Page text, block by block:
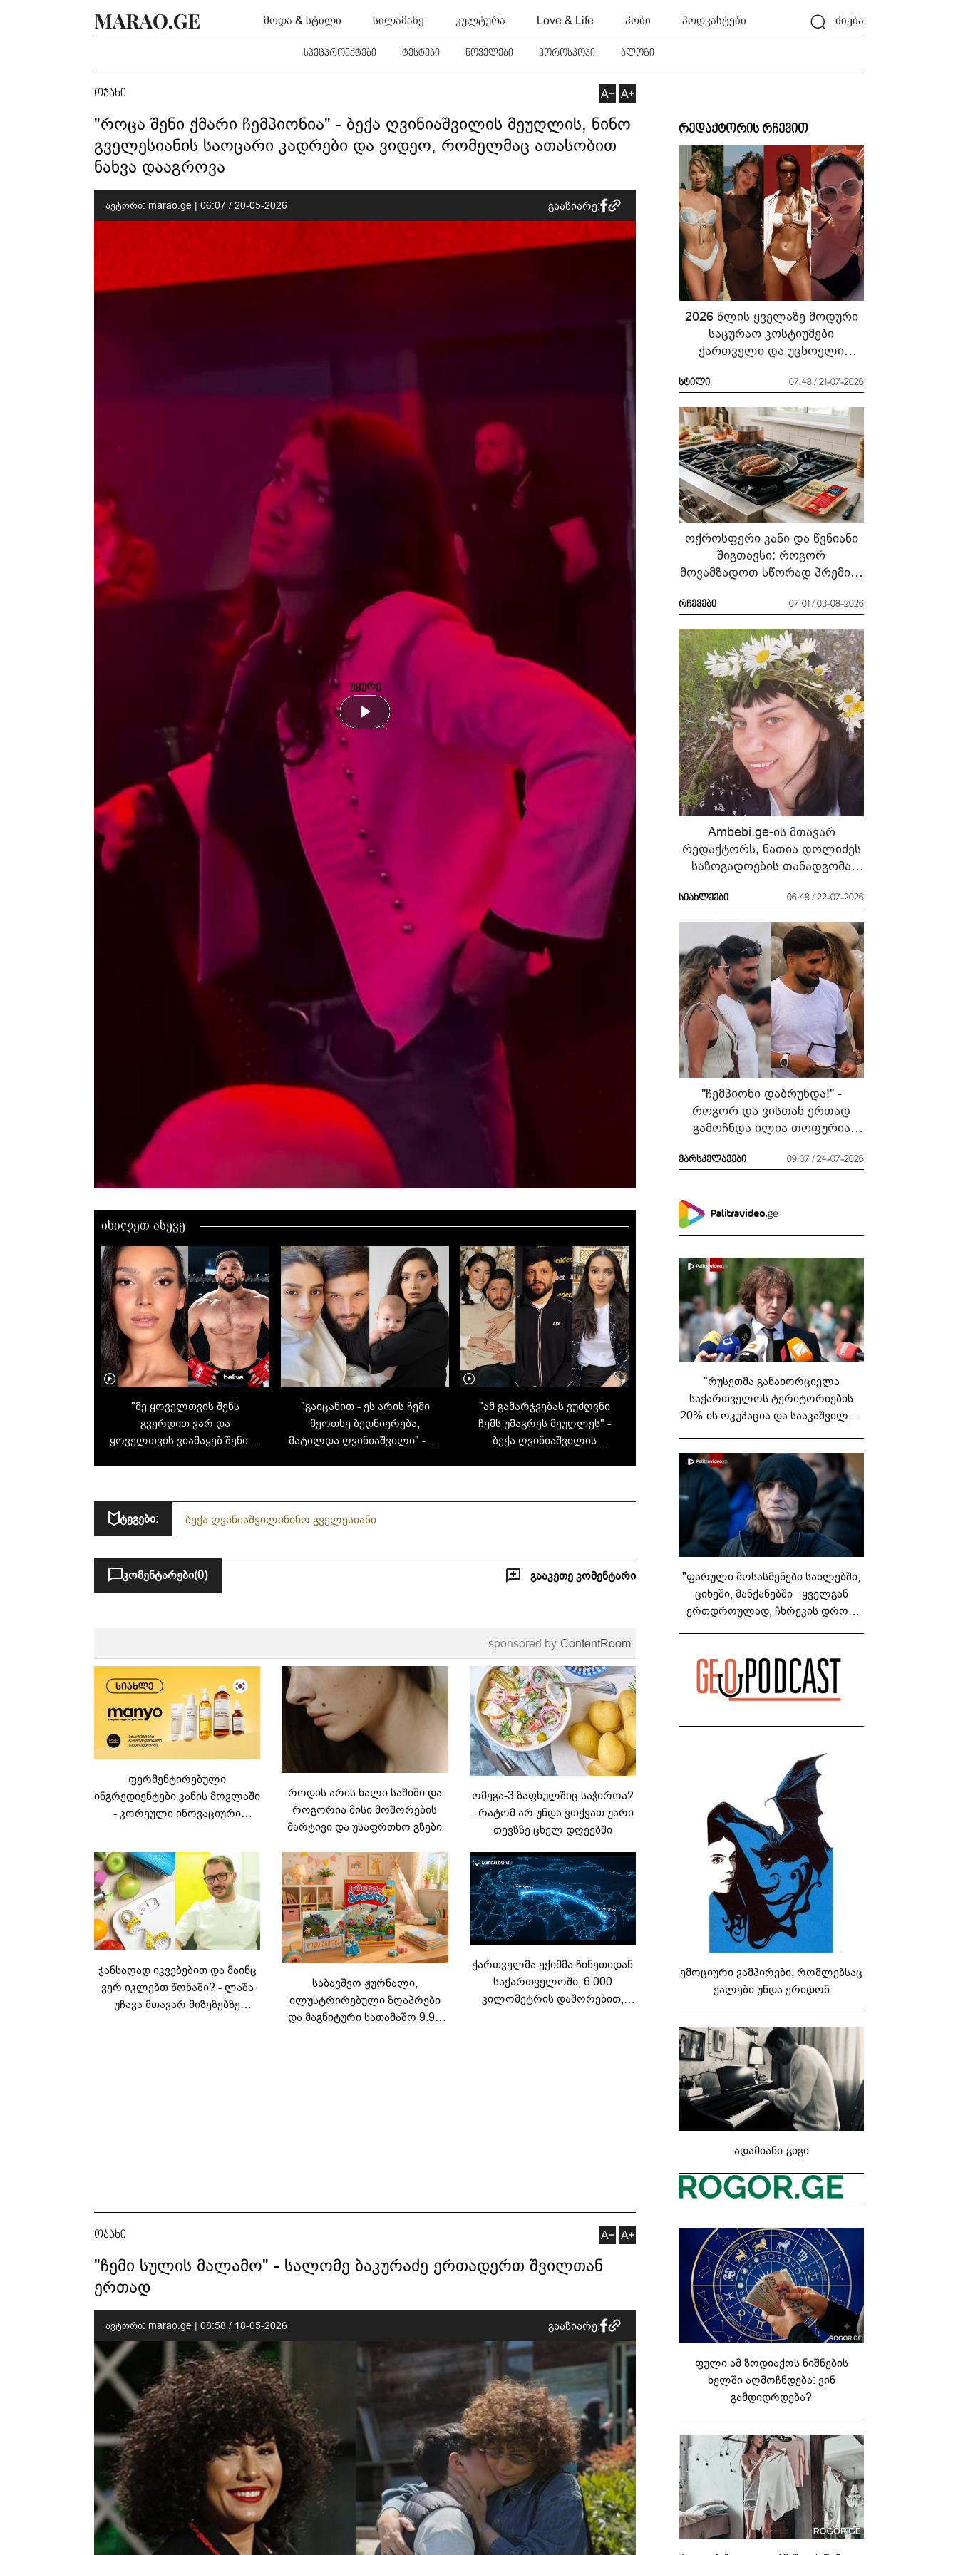
მოდა & სტილი სილამაზე კულტურა Love & Life ჰობი პოდკასტები ძიება
სპეცპროექტები ტესტები ნოველები ჰოროსკოპი ბლოგი
ოჯახი
"როცა შენი ქმარი ჩემპიონია" - ბექა ღვინიაშვილის მეუღლის, ნინო
გველესიანის საოცარი კადრები და ვიდეო, რომელმაც ათასობით
ნახვა დააგროვა
ავტორი: marao.ge | 06:07 / 20-05-2026 გააზიარე:
უყურე
იხილეთ ასევე
"მე ყოველთვის შენს
გვერდით ვარ და
ყოველთვის ვიამაყებ შენით"
"გაიცანით - ეს არის ჩემი
მეოთხე ბედნიერება,
მატილდა ღვინიაშვილი" - 29
"ამ გამარჯვებას ვუძღვნი
ჩემს უმაგრეს მეუღლეს" -
ბექა ღვინიაშვილის
ტეგები:
ბექა ღვინიაშვილინინო გველესიანი
კომენტარები(0) გააკეთე კომენტარი
sponsored by ContentRoom
ფერმენტირებული
ინგრედიენტები კანის მოვლაში
- კორეული ინოვაციური
როდის არის ხალი საშიში და
როგორია მისი მოშორების
მარტივი და უსაფრთხო გზები
ომეგა-3 ზაფხულშიც საჭიროა?
- რატომ არ უნდა ვთქვათ უარი
თევზზე ცხელ დღეებში
ჯანსაღად იკვებებით და მაინც
ვერ იკლებთ წონაში? - ლაშა
უჩავა მთავარ მიზეზებზე
საბავშვო ჟურნალი,
ილუსტრირებული ზღაპრები
და მაგნიტური სათამაშო 9.90
ქართველმა ექიმმა ჩინეთიდან
საქართველოში, 6 000
კილომეტრის დაშორებით,
ოჯახი
"ჩემი სულის მალამო" - სალომე ბაკურაძე ერთადერთ შვილთან
ერთად
ავტორი: marao.ge | 08:58 / 18-05-2026 გააზიარე:
რედაქტორის რჩევით
2026 წლის ყველაზე მოდური
საცურაო კოსტიუმები
ქართველი და უცხოელი
რა ჩავიცვათ სანაპიროზე?
სტილი 07:48 / 21-07-2026
ოქროსფერი კანი და წვნიანი
შიგთავსი: როგორ
მოვამზადოთ სწორად პრემიუმ
„შეფმაისტერის“
რჩევები 07:01 / 03-08-2026
Ambebi.ge-ის მთავარ
რედაქტორს, ნათია დოლიძეს
საზოგადოების თანადგომა
სიახლეები 06:48 / 22-07-2026
"ჩემპიონი დაბრუნდა!" -
როგორ და ვისთან ერთად
გამოჩნდა ილია თოფურია
ვარსკვლავები 09:37 / 24-07-2026
"რუსეთმა განახორციელა
საქართველოს ტერიტორიების
20%-ის ოკუპაცია და სააკაშვილის,
გადაფარავს ამ დანაშაულს" -
ირაკლი კობახიძე
"ფარული მოსასმენები სახლებში,
ციხეში, მანქანებში - ყველგან
ერთდროულად, ჩხრეკის დროს,
კუპატაძე
ემოციური ვამპირები, რომლებსაც
ქალები უნდა ერიდონ
ადამიანი-გიგი
ფული ამ ზოდიაქოს ნიშნების
ხელში აღმოჩნდება: ვინ
გამდიდრდება?